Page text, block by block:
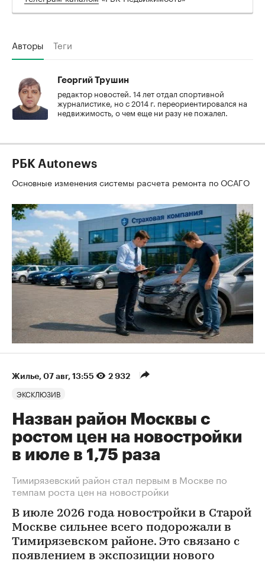
Авторы Теги
Георгий Трушин
редактор новостей. 14 лет отдал спортивной
журналистике, но с 2014 г. переориентировался на
недвижимость, о чем еще ни разу не пожалел.
РБК Autonews
Основные изменения системы расчета ремонта по ОСАГО
Жилье⁠, 07 авг, 13:55 2 932
ЭКСКЛЮЗИВ
Назван район Москвы с
ростом цен на новостройки
в июле в 1,75 раза
Тимирязевский район стал первым в Москве по
темпам роста цен на новостройки
В июле 2026 года новостройки в Старой
Москве сильнее всего подорожали в
Тимирязевском районе. Это связано с
появлением в экспозиции нового